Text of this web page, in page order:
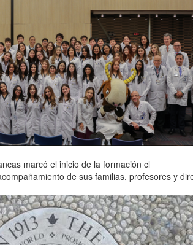
marcó el inicio de la formación cl
de sus familias, profesores y